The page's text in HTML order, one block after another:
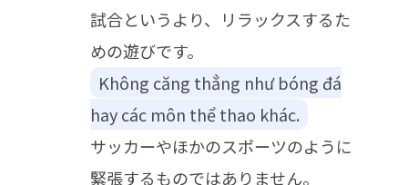
試合というより、リラックスするた
めの遊びです。
Không căng thẳng như bóng đá
hay các môn thể thao khác.
サッカーやほかのスポーツのように
緊張するものではありません。